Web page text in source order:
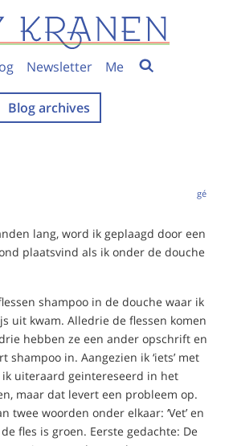
Newsletter Me
Blog archives
gé
lang, word ik geplaagd door een
plaatsvind als ik onder de douche
shampoo in de douche waar ik
uit kwam. Alledrie de flessen komen
hebben ze een ander opschrift en
shampoo in. Aangezien ik ‘iets’ met
uiteraard geintereseerd in het
maar dat levert een probleem op.
twee woorden onder elkaar: ‘Vet’ en
de fles is groen. Eerste gedachte: De